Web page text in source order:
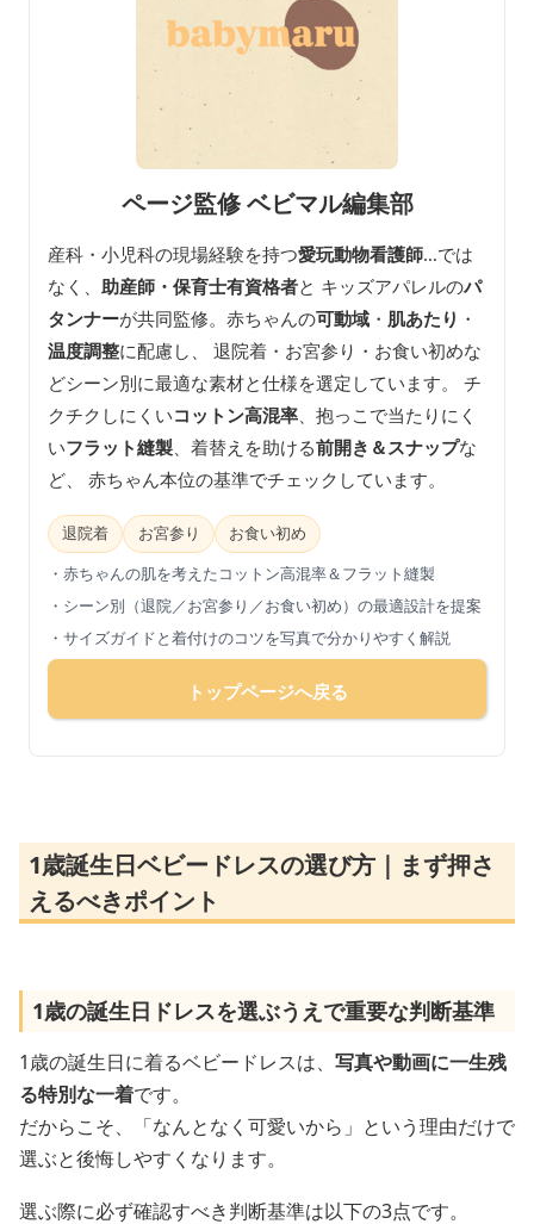
ページ監修 ベビマル編集部
産科・小児科の現場経験を持つ愛玩動物看護師…では
なく、 助産師・保育士有資格者と キッズアパレルのパ
タンナーが共同監修。赤ちゃんの可動域 ・ 肌あたり ・
温度調整に配慮し、 退院着・お宮参り・お食い初めな
どシーン別に最適な素材と仕様を選定しています。 チ
クチクしにくいコットン高混率 、抱っこで当たりにく
いフラット縫製 、着替えを助ける前開き＆スナップな
ど、 赤ちゃん本位の基準でチェックしています。
退院着 お宮参り
お食い初め
・赤ちゃんの肌を考えたコットン高混率＆フラット縫製
・シーン別（退院／お宮参り／お食い初め）の最適設計を提案
・サイズガイドと着付けのコツを写真で分かりやすく解説
トップページへ戻る
1歳誕生日ベビードレスの選び方｜まず押さ
えるべきポイント
1歳の誕生日ドレスを選ぶうえで重要な判断基準
1歳の誕生日に着るベビードレスは、 写真や動画に一生残
る特別な一着です。
だからこそ、「なんとなく可愛いから」という理由だけで
選ぶと後悔しやすくなります。
選ぶ際に必ず確認すべき判断基準は以下の3点です。